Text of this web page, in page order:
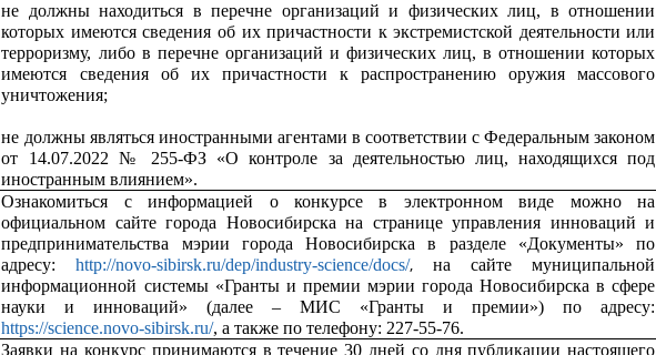
не должны находиться в перечне организаций и физических лиц, в отношении
которых имеются сведения об их причастности к экстремистской деятельности или
терроризму, либо в перечне организаций и физических лиц, в отношении которых
имеются сведения об их причастности к распространению оружия массового
уничтожения;
не должны являться иностранными агентами в соответствии с Федеральным законом
от 14.07.2022 № 255-ФЗ «О контроле за деятельностью лиц, находящихся под
иностранным влиянием».
Ознакомиться с информацией о конкурсе в электронном виде можно на
официальном сайте города Новосибирска на странице управления инноваций и
предпринимательства мэрии города Новосибирска в разделе «Документы» по
адресу:http://novo-sibirsk.ru/dep/industry-science/docs/,на сайте муниципальной
информационной системы «Гранты и премии мэрии города Новосибирска в сфере
науки и инноваций» (далее – МИС «Гранты и премии») по адресу:
https://science.novo-sibirsk.ru/, а также по телефону: 227-55-76.
Заявки на конкурс принимаются в течение 30 дней со дня публикации настоящего